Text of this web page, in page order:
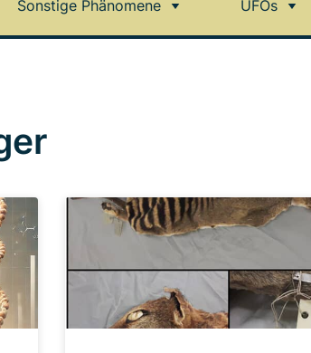
Sonstige Phänomene UFOs